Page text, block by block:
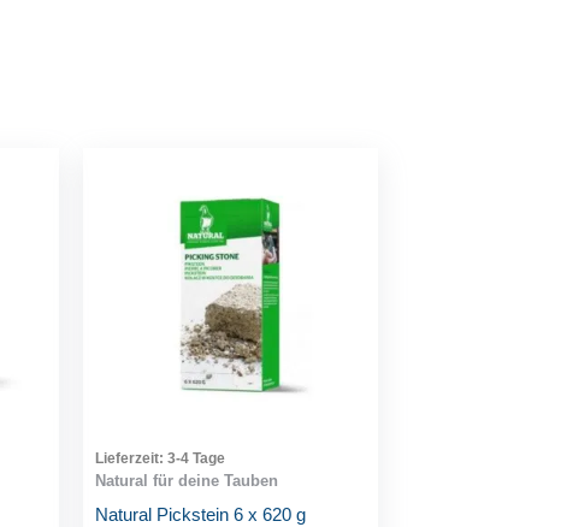
Lieferzeit: 3-4 Tage
Natural für deine Tauben
Natural Pickstein 6 x 620 g